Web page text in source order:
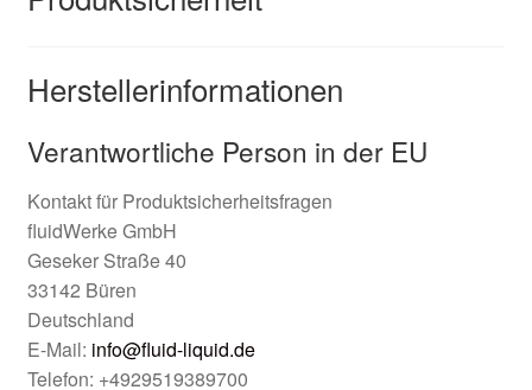
Herstellerinformationen
Verantwortliche Person in der EU
Kontakt für Produktsicherheitsfragen
fluidWerke GmbH
Geseker Straße 40
33142 Büren
Deutschland
E-Mail: info@fluid-liquid.de
Telefon: +4929519389700